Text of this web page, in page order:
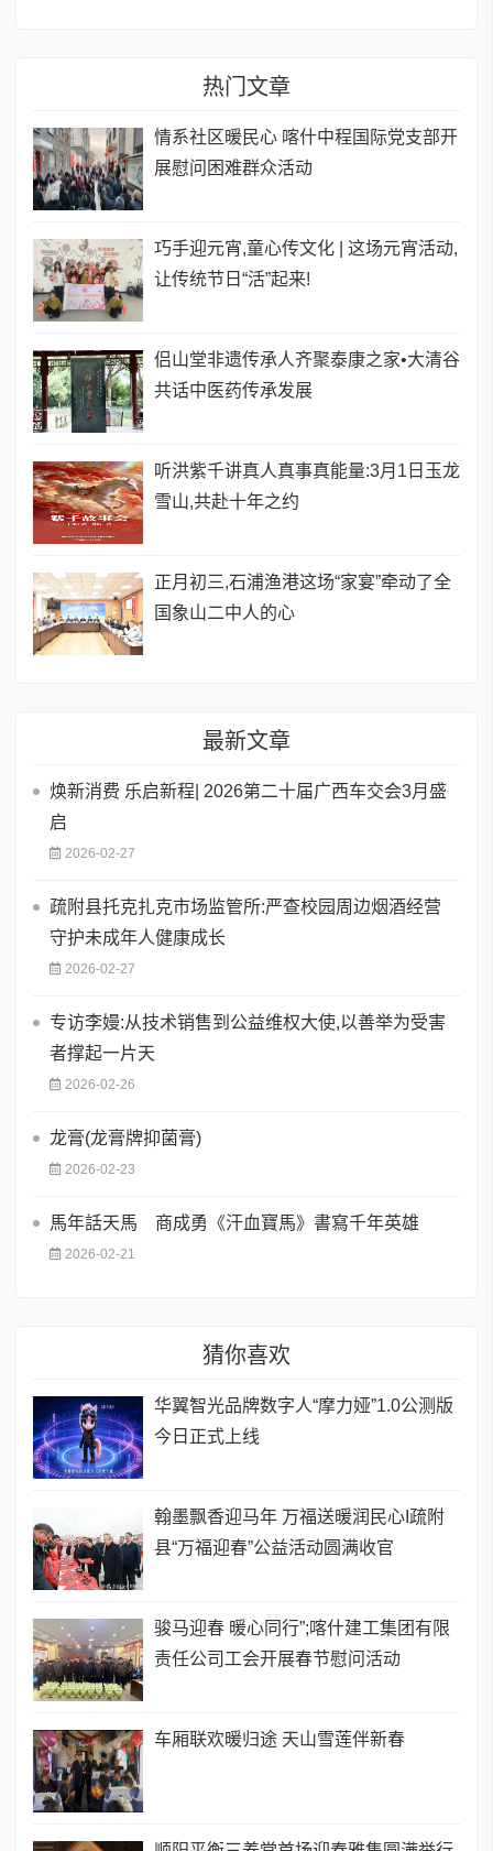
热门文章
情系社区暖民心 喀什中程国际党支部开
展慰问困难群众活动
巧手迎元宵,童心传文化 | 这场元宵活动,
让传统节日“活”起来!
侣山堂非遗传承人齐聚泰康之家•大清谷
共话中医药传承发展
听洪紫千讲真人真事真能量:3月1日玉龙
雪山,共赴十年之约
正月初三,石浦渔港这场“家宴”牵动了全
国象山二中人的心
最新文章
焕新消费 乐启新程| 2026第二十届广西车交会3月盛
启
2026-02-27
疏附县托克扎克市场监管所:严查校园周边烟酒经营
守护未成年人健康成长
2026-02-27
专访李嫚:从技术销售到公益维权大使,以善举为受害
者撑起一片天
2026-02-26
龙膏(龙膏牌抑菌膏)
2026-02-23
馬年話天馬 商成勇《汗血寶馬》書寫千年英雄
2026-02-21
猜你喜欢
华翼智光品牌数字人“摩力娅”1.0公测版
今日正式上线
翰墨飘香迎马年 万福送暖润民心I疏附
县“万福迎春”公益活动圆满收官
骏马迎春 暖心同行”;喀什建工集团有限
责任公司工会开展春节慰问活动
车厢联欢暖归途 天山雪莲伴新春